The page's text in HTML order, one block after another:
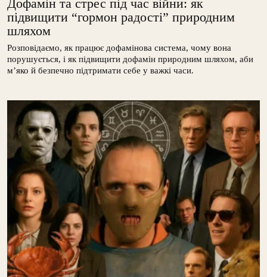
Дофамін та стрес під час війни: як
підвищити “гормон радості” природним
шляхом
Розповідаємо, як працює дофамінова система, чому вона
порушується, і як підвищити дофамін природним шляхом, аби
м’яко й безпечно підтримати себе у важкі часи.